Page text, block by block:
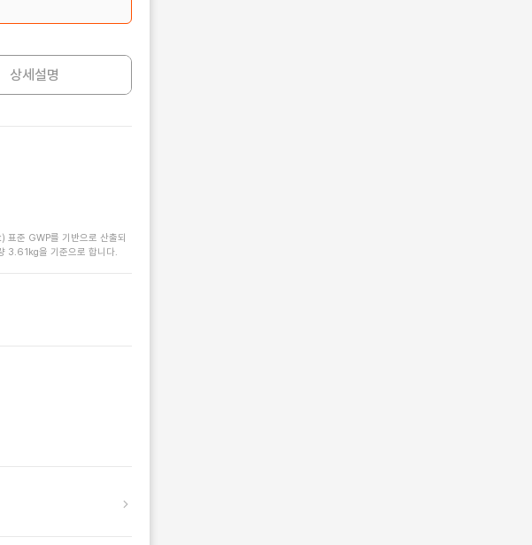
상세설명
준 GWP를 기반으로 산출되
3.61kg을 기준으로 합니다.